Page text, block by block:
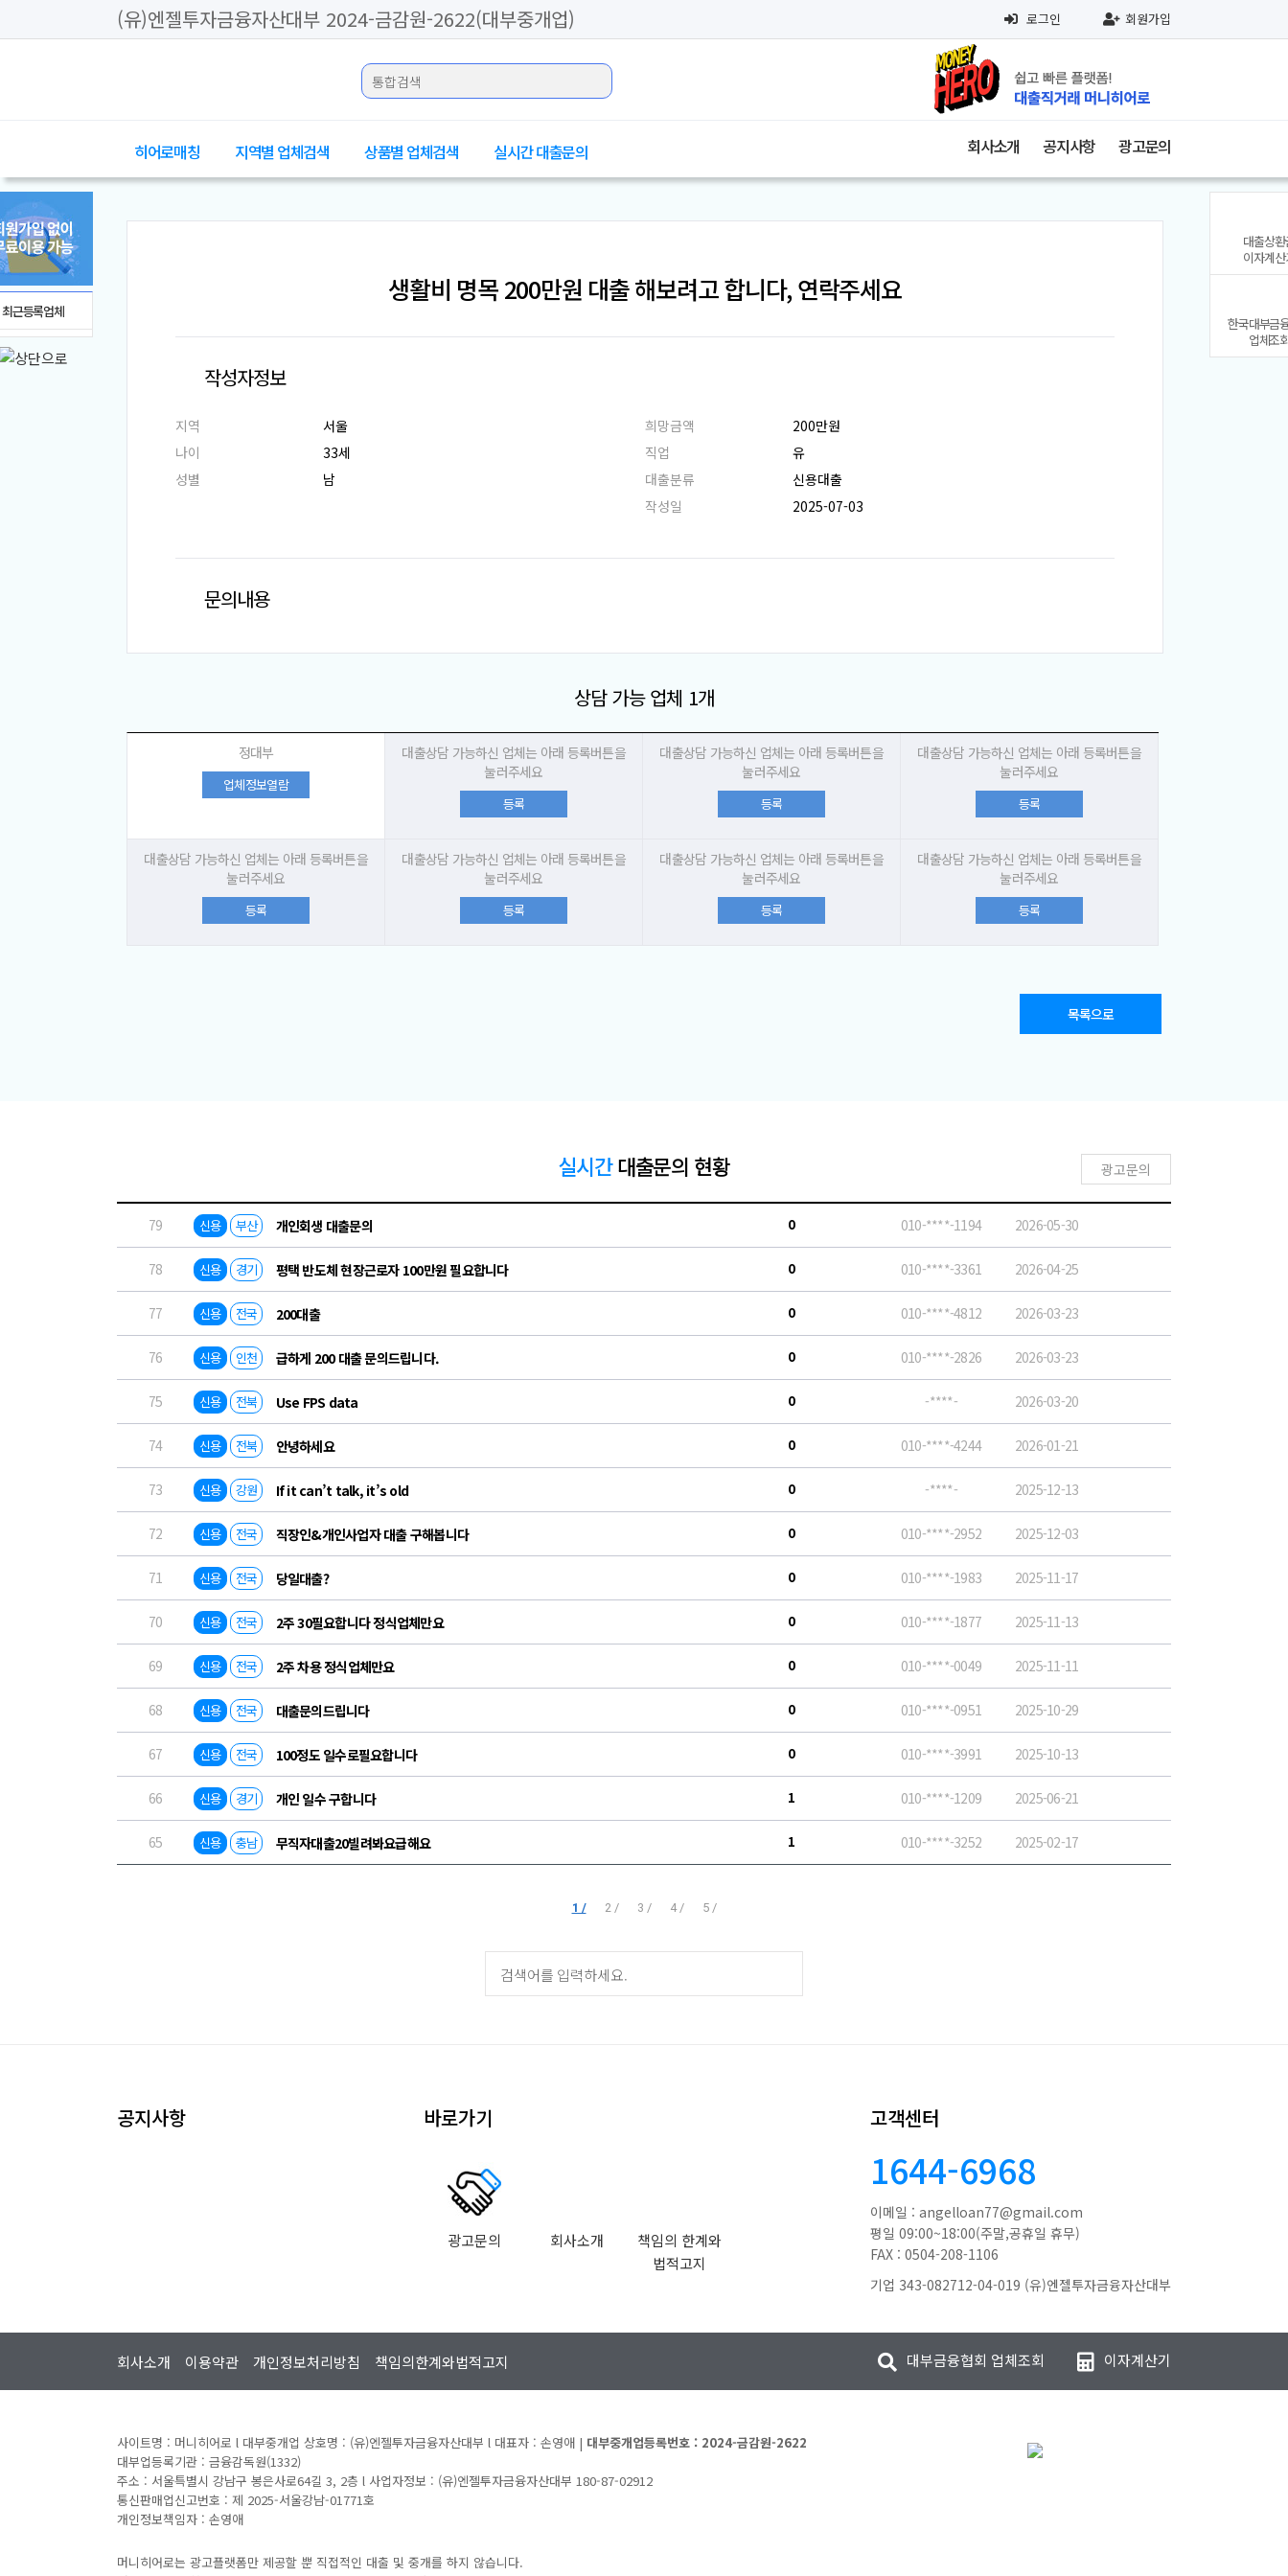
(유)엔젤투자금융자산대부 2024-금감원-2622(대부중개업) 로그인 회원가입
히어로매칭 지역별 업체검색 상품별 업체검색 실시간 대출문의 회사소개 공지사항 광고문의
생활비 명목 200만원 대출 해보려고 합니다, 연락주세요
작성자정보
지역
서울
나이
33세
성별
남
희망금액
200만원
직업
유
대출분류
신용대출
작성일
2025-07-03
문의내용
상담 가능 업체 1개
정대부
업체정보열람
대출상담 가능하신 업체는 아래 등록버튼을
눌러주세요
등록
대출상담 가능하신 업체는 아래 등록버튼을
눌러주세요
등록
대출상담 가능하신 업체는 아래 등록버튼을
눌러주세요
등록
대출상담 가능하신 업체는 아래 등록버튼을
눌러주세요
등록
대출상담 가능하신 업체는 아래 등록버튼을
눌러주세요
등록
대출상담 가능하신 업체는 아래 등록버튼을
눌러주세요
등록
대출상담 가능하신 업체는 아래 등록버튼을
눌러주세요
등록
목록으로
실시간대출문의 현황 광고문의
79 신용 부산 개인회생 대출문의 0 010-****-1194 2026-05-30
78 신용 경기 평택 반도체 현장근로자 100만원 필요합니다 0 010-****-3361 2026-04-25
77 신용 전국 200대출 0 010-****-4812 2026-03-23
76 신용 인천 급하게 200 대출 문의드립니다. 0 010-****-2826 2026-03-23
75 신용 전북 Use FPS data 0 -****- 2026-03-20
74 신용 전북 안녕하세요 0 010-****-4244 2026-01-21
73 신용 강원 If it can’t talk, it’s old 0 -****- 2025-12-13
72 신용 전국 직장인&개인사업자 대출 구해봅니다 0 010-****-2952 2025-12-03
71 신용 전국 당일대출? 0 010-****-1983 2025-11-17
70 신용 전국 2주 30필요합니다 정식업체만요 0 010-****-1877 2025-11-13
69 신용 전국 2주 차용 정식업체만요 0 010-****-0049 2025-11-11
68 신용 전국 대출문의드립니다 0 010-****-0951 2025-10-29
67 신용 전국 100정도 일수로필요합니다 0 010-****-3991 2025-10-13
66 신용 경기 개인 일수 구합니다 1 010-****-1209 2025-06-21
65 신용 충남 무직자대출20빌려봐요급해요 1 010-****-3252 2025-02-17
1 / 2 / 3 / 4 / 5 /
대출상
이자계
한국대부금
업체조
최근등록업체
공지사항 바로가기
광고문의 회사소개
책임의 한계와
법적고지
고객센터
1644-6968
이메일 : angelloan77@gmail.com
평일 09:00~18:00(주말,공휴일 휴무)
FAX : 0504-208-1106
기업 343-082712-04-019 (유)엔젤투자금융자산대부
회사소개 이용약관 개인정보처리방침 책임의한계와법적고지 대부금융협회 업체조회 이자계산기
사이트명 : 머니히어로 l 대부중개업 상호명 : (유)엔젤투자금융자산대부 l 대표자 : 손영애 | 대부중개업등록번호 : 2024-금감원-2622
대부업등록기관 : 금융감독원(1332)
주소 : 서울특별시 강남구 봉은사로64길 3, 2층 l 사업자정보 : (유)엔젤투자금융자산대부 180-87-02912
통신판매업신고번호 : 제 2025-서울강남-01771호
개인정보책임자 : 손영애
머니히어로는 광고플랫폼만 제공할 뿐 직접적인 대출 및 중개를 하지 않습니다.